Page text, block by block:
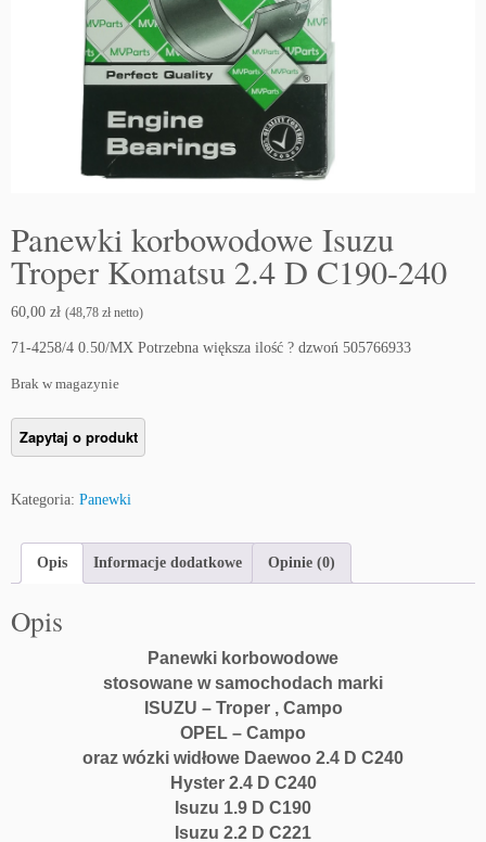
Panewki korbowodowe Isuzu
Troper Komatsu 2.4 D C190-240
60,00 zł (48,78 zł netto)
71-4258/4 0.50/MX Potrzebna większa ilość ? dzwoń 505766933
Brak w magazynie
Kategoria: Panewki
Opis Informacje dodatkowe Opinie (0)
Opis
Panewki korbowodowe
stosowane w samochodach marki
ISUZU – Troper , Campo
OPEL – Campo
oraz wózki widłowe Daewoo 2.4 D C240
Hyster 2.4 D C240
Isuzu 1.9 D C190
Isuzu 2.2 D C221